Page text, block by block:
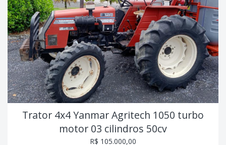
Trator 4x4 Yanmar Agritech 1050 turbo
motor 03 cilindros 50cv
R$ 105.000,00